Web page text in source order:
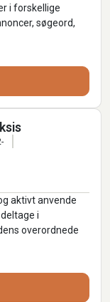
i forskellige
søgeord,
aktivt anvende
i
overordnede